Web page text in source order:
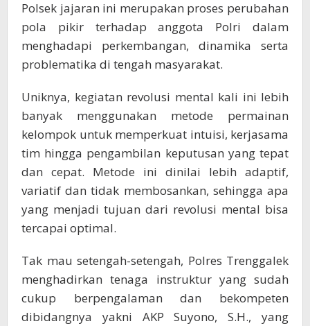
Polsek jajaran ini merupakan proses perubahan
pola pikir terhadap anggota Polri dalam
menghadapi perkembangan, dinamika serta
problematika di tengah masyarakat.
Uniknya, kegiatan revolusi mental kali ini lebih
banyak menggunakan metode permainan
kelompok untuk memperkuat intuisi, kerjasama
tim hingga pengambilan keputusan yang tepat
dan cepat. Metode ini dinilai lebih adaptif,
variatif dan tidak membosankan, sehingga apa
yang menjadi tujuan dari revolusi mental bisa
tercapai optimal.
Tak mau setengah-setengah, Polres Trenggalek
menghadirkan tenaga instruktur yang sudah
cukup berpengalaman dan bekompeten
dibidangnya yakni AKP Suyono, S.H., yang